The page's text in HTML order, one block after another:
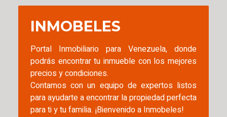
INMOBELES
Portal Inmobiliario para Venezuela, donde
podrás encontrar tu inmueble con los mejores
precios y condiciones.
Contamos con un equipo de expertos listos
para ayudarte a encontrar la propiedad perfecta
para ti y tu familia. ¡Bienvenido a Inmobeles!